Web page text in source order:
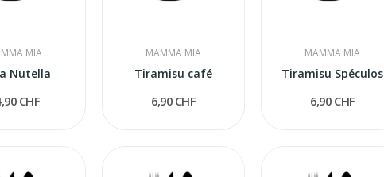
MIA
Nutella
CHF
MAMMA MIA
Tiramisu café
6,90 CHF
MAMMA MIA
Tiramisu Spéculos
6,90 CHF